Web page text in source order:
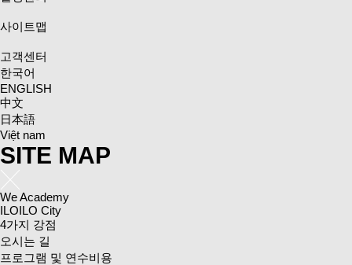
사이트맵
고객센터
한국어
ENGLISH
中文
日本語
Việt nam
SITE MAP
We Academy
ILOILO City
4가지 강점
오시는 길
프로그램 및 연수비용